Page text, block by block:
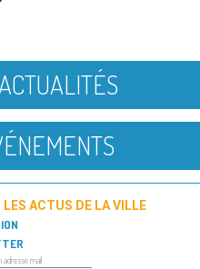
ACTUS DE LA VILLE